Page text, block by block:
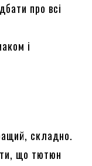
про всі
і
складно.
що тютюн